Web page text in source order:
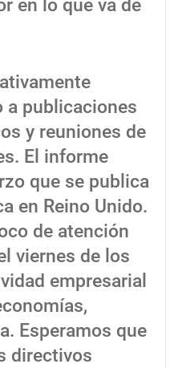
en lo que va de
a publicaciones
y reuniones de
El informe
que se publica
en Reino Unido.
de atención
viernes de los
empresarial
Esperamos que
directivos